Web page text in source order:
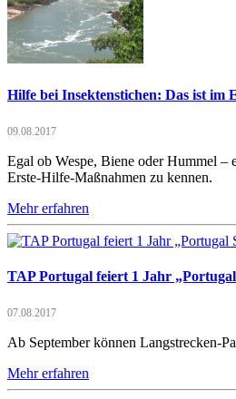
Hilfe bei Insektenstichen: Das ist im
09.08.2017
Egal ob Wespe, Biene oder Hummel –
Erste-Hilfe-Maßnahmen zu kennen.
Mehr erfahren
TAP Portugal feiert 1 Jahr
07.08.2017
Ab September können Langstrecken-
Mehr erfahren